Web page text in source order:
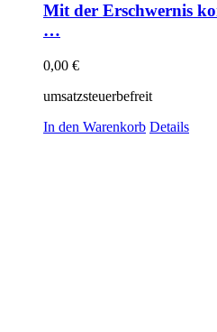
Mit der Erschwernis
…
0,00 €
umsatzsteuerbefreit
In den Warenkorb Details